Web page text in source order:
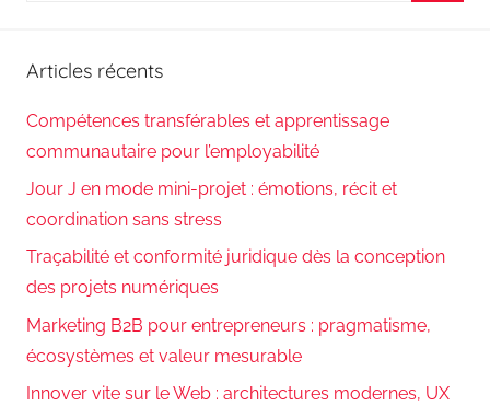
Articles récents
Compétences transférables et apprentissage
communautaire pour l’employabilité
Jour J en mode mini-projet : émotions, récit et
coordination sans stress
Traçabilité et conformité juridique dès la conception
des projets numériques
Marketing B2B pour entrepreneurs : pragmatisme,
écosystèmes et valeur mesurable
Innover vite sur le Web : architectures modernes, UX